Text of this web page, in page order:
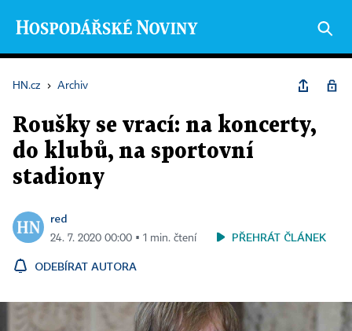
HN.cz › Archiv
Roušky se vrací: na koncerty,
do klubů, na sportovní
stadiony
red
24. 7. 2020 00:00 ▪ 1 min. čtení PŘEHRÁT ČLÁNEK
ODEBÍRAT AUTORA